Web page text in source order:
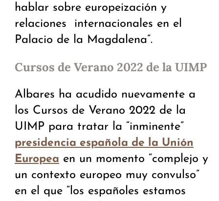
hablar sobre europeización y
relaciones internacionales en el
Palacio de la Magdalena”.
Cursos de Verano 2022 de la UIMP
Albares ha acudido nuevamente a
los Cursos de Verano 2022 de la
UIMP para tratar la “inminente”
presidencia española de la Unión
Europea en un momento “complejo y
un contexto europeo muy convulso”
en el que “los españoles estamos